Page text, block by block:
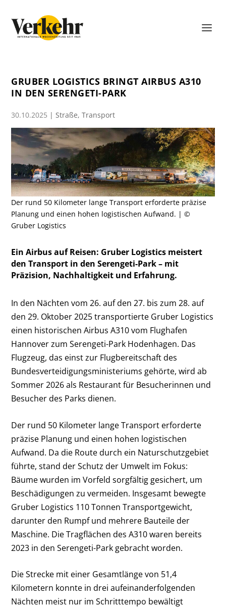
GRUBER LOGISTICS BRINGT AIRBUS A310
IN DEN SERENGETI-PARK
30.10.2025 |Straße,Transport
Der rund 50 Kilometer lange Transport erforderte präzise
Planung und einen hohen logistischen Aufwand. | ©
Gruber Logistics
Ein Airbus auf Reisen: Gruber Logistics meistert
den Transport in den Serengeti-Park – mit
Präzision, Nachhaltigkeit und Erfahrung.
In den Nächten vom 26. auf den 27. bis zum 28. auf
den 29. Oktober 2025 transportierte Gruber Logistics
einen historischen Airbus A310 vom Flughafen
Hannover zum Serengeti-Park Hodenhagen. Das
Flugzeug, das einst zur Flugbereitschaft des
Bundesverteidigungsministeriums gehörte, wird ab
Sommer 2026 als Restaurant für Besucherinnen und
Besucher des Parks dienen.
Der rund 50 Kilometer lange Transport erforderte
präzise Planung und einen hohen logistischen
Aufwand. Da die Route durch ein Naturschutzgebiet
führte, stand der Schutz der Umwelt im Fokus:
Bäume wurden im Vorfeld sorgfältig gesichert, um
Beschädigungen zu vermeiden. Insgesamt bewegte
Gruber Logistics 110 Tonnen Transportgewicht,
darunter den Rumpf und mehrere Bauteile der
Maschine. Die Tragflächen des A310 waren bereits
2023 in den Serengeti-Park gebracht worden.
Die Strecke mit einer Gesamtlänge von 51,4
Kilometern konnte in drei aufeinanderfolgenden
Nächten meist nur im Schritttempo bewältigt